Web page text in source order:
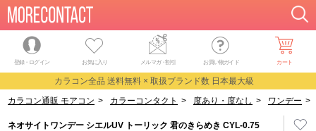
登録・ログイン お気に入り メルマガ・割引 お買い物ガイド カート
カラコン全品 送料無料 × 取扱ブランド数 日本最大級
カラコン通販 モアコン > カラーコンタクト > 度あり・度なし > ワンデー >
ネオサイトワンデー シエルUV トーリック 君のきらめき CYL-0.75